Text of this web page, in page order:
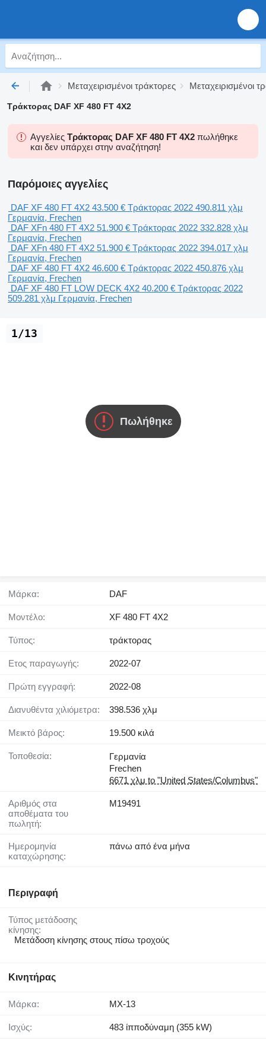
Μεταχειρισμένοι τράκτορες Μεταχειρισμένοι
Τράκτορας DAF XF 480 FT 4X2
Αγγελίες Τράκτορας DAF XF 480 FT 4X2 πωλήθηκε
και δεν υπάρχει στην αναζήτηση!
Παρόμοιες αγγελίες
DAF XF 480 FT 4X2 43.500 € Τράκτορας 2022 490.811 χλμ
Γερμανία, Frechen
DAF XFn 480 FT 4X2 51.900 € Τράκτορας 2022 332.828 χλμ
Γερμανία, Frechen
DAF XFn 480 FT 4X2 51.900 € Τράκτορας 2022 394.017 χλμ
Γερμανία, Frechen
DAF XF 480 FT 4X2 46.600 € Τράκτορας 2022 450.876 χλμ
Γερμανία, Frechen
DAF XF 480 FT LOW DECK 4X2 40.200 € Τράκτορας 2022
509.281 χλμ Γερμανία, Frechen
Πωλήθηκε
1/13
Μάρκα: DAF
Μοντέλο: XF 480 FT 4X2
Τύπος: τράκτορας
Έτος παραγωγής: 2022-07
Πρώτη εγγραφή: 2022-08
Διανυθέντα χιλιόμετρα: 398.536 χλμ
Μεικτό βάρος: 19.500 κιλά
Τοποθεσία:
Γερμανία
Frechen
6671 χλμ to "United States/Columbus"
Αριθμός στα
αποθέματα του
πωλητή:
M19491
Ημερομηνία
καταχώρησης:
πάνω από ένα μήνα
Περιγραφή
Τύπος μετάδοσης
κίνησης:
Μετάδοση κίνησης στους πίσω τροχούς
Κινητήρας
Μάρκα: MX-13
Ισχύς: 483 ίπποδύναμη (355 kW)